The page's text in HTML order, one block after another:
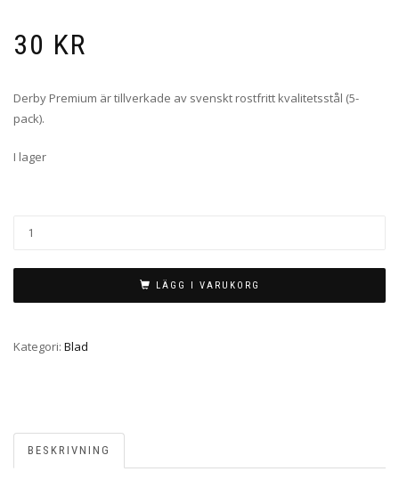
30 KR
Derby Premium är tillverkade av svenskt rostfritt kvalitetsstål (5-
pack).
I lager
LÄGG I VARUKORG
Kategori: Blad
BESKRIVNING